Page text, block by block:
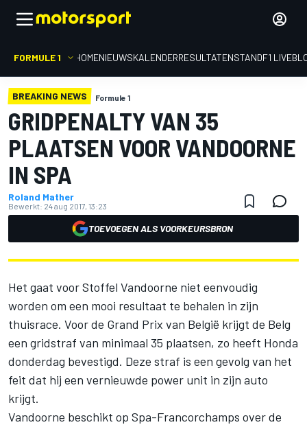
FORMULE 1 HOMENIEUWSKALENDERRESULTATENSTANDF1
BREAKING NEWS Formule 1
GRIDPENALTY VAN 35
PLAATSEN VOOR VANDOORNE
IN SPA
Roland Mather
Bewerkt: 24 aug 2017, 13:23
TOEVOEGEN ALS VOORKEURSBRON
Het gaat voor Stoffel Vandoorne niet eenvoudig
worden om een mooi resultaat te behalen in zijn
thuisrace. Voor de Grand Prix van België krijgt de Belg
een gridstraf van minimaal 35 plaatsen, zo heeft Honda
donderdag bevestigd. Deze straf is een gevolg van het
feit dat hij een vernieuwde power unit in zijn auto
krijgt.
Vandoorne beschikt op Spa-Francorchamps over de